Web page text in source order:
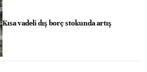
Kısa vadeli dış borç stokunda artış